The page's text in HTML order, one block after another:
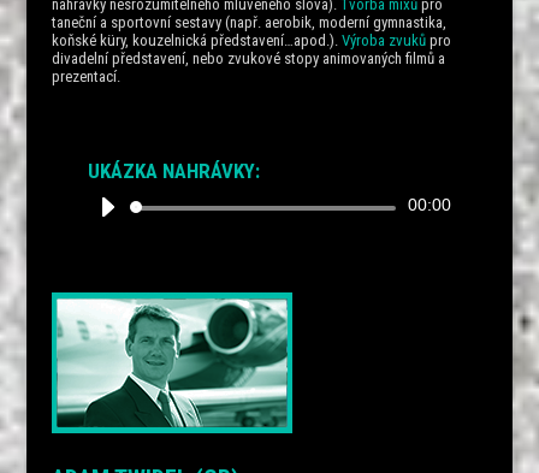
nahrávky nesrozumitelného mluveného slova). Tvorba mixůpro
taneční a sportovní sestavy (např. aerobik, moderní gymnastika,
koňské küry, kouzelnická představení…apod.). Výroba zvukůpro
divadelní představení, nebo zvukové stopy animovaných filmů a
prezentací.
UKÁZKA NAHRÁVKY:
Audio
přehrávač
00:00